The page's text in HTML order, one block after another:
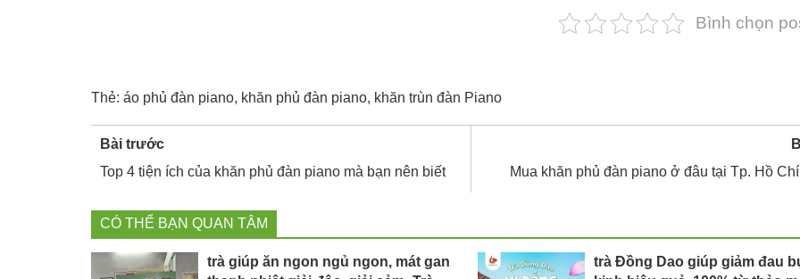
Bình chọn
Thẻ: áo phủ đàn piano, khăn phủ đàn piano, khăn trùn đàn Piano
Bài trước
Top 4 tiện ích của khăn phủ đàn piano mà bạn nên biết
Mua khăn phủ đàn piano ở đâu tại Tp. Hồ
CÓ THỂ BẠN QUAN TÂM
trà giúp ăn ngon ngủ ngon, mát gan
trà Đồng Dao giúp giảm đau